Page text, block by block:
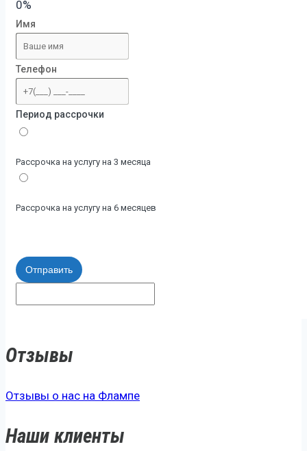
0%
Имя
Телефон
Период рассрочки
Рассрочка на услугу на 3 месяца
Рассрочка на услугу на 6 месяцев
Отправить
Отзывы
Отзывы о нас на Флампе
Наши клиенты